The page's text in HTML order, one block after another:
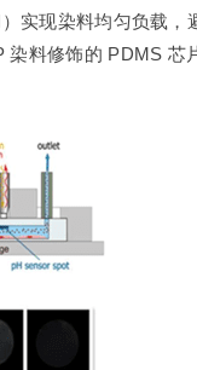
实现染料均匀负载，
料修饰的 PDMS 芯